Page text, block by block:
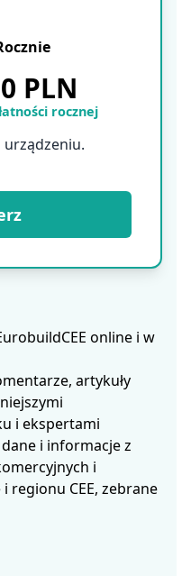
PLN
rocznej
urządzeniu.
online i w
artykuły
i ekspertami
i informacje z
i
regionu CEE, zebrane